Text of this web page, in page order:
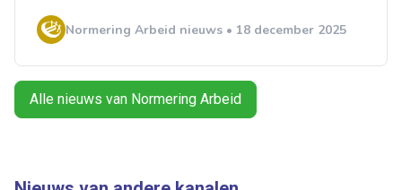
Normering Arbeid nieuws • 18 december 2025
Alle nieuws van Normering Arbeid
Artikelen zoeken
Alles Ingezonden ABU
Bureau Cicero